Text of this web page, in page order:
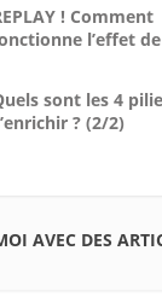
! Comment
l’effet
sont les 4
? (2/2)
AVEC DES